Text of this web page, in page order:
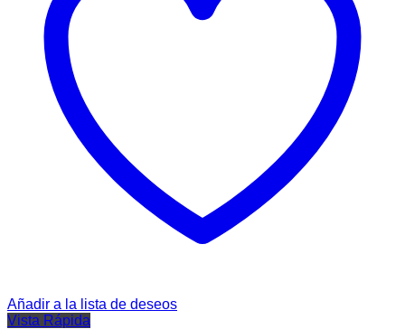
Añadir a la lista de deseos
Vista Rápida